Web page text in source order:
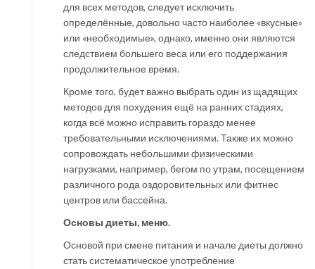
для всех методов, следует исключить
определённые, довольно часто наиболее «вкусные»
или «необходимые», однако, именно они являются
следствием большего веса или его поддержания
продолжительное время.
Кроме того, будет важно выбрать один из щадящих
методов для похудения ещё на ранних стадиях,
когда всё можно исправить гораздо менее
требовательными исключениями. Также их можно
сопровождать небольшими физическими
нагрузками, например, бегом по утрам, посещением
различного рода оздоровительных или фитнес
центров или бассейна.
Основы диеты, меню.
Основой при смене питания и начале диеты должно
стать систематическое употребление